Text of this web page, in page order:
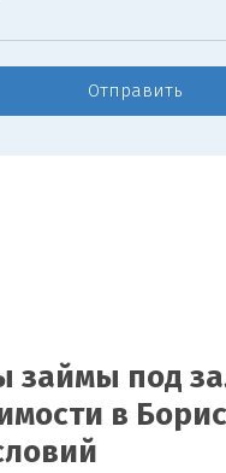
Отправить
займы под
в